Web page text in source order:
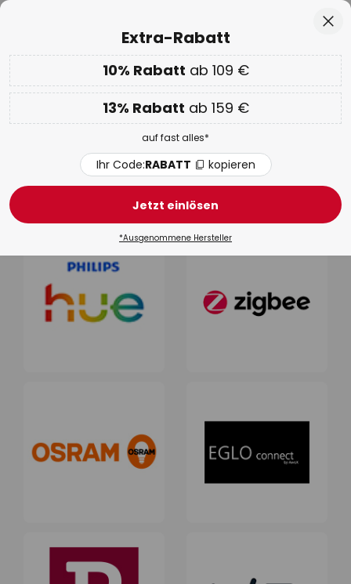
EXTRA 10% ab 109 € & 13% ab 159 € auf fast alles
Code:RABATT kopieren
WOW Week:Bis zu -70%
Smart Home
Beleuchtung Außenbeleuchtung Leuchtmittel
Extra-Rabatt
10% Rabatt ab 109 €
13% Rabatt ab 159 €
auf fast alles*
Ihr Code:RABATT kopieren
Jetzt einlösen
*Ausgenommene Hersteller